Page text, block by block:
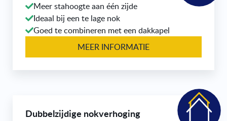
Meer stahoogte aan één zijde
Ideaal bij een te lage nok
Goed te combineren met een dakkapel
MEER INFORMATIE
Dubbelzijdige nokverhoging